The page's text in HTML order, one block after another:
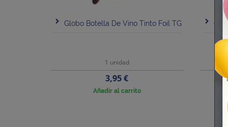
Globo Botella De Vino Tinto Foil TG
1 unidad
Precio
3,95 €
Añadir al carrito